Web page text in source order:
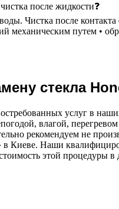
после жидкости❓
Чистка после контакта
механическим путем •
стекла
услуг в
влагой,
рекомендуем не
Киеве. Наши
этой процедуры